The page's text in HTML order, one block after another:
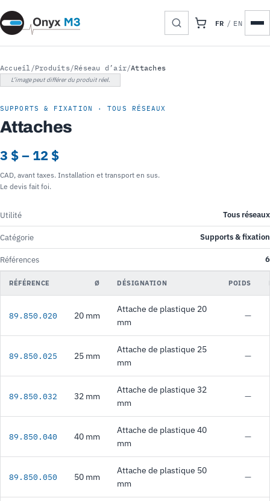
FR / EN
Accueil /Produits/Réseau d’air/Attaches
L’image peut différer du produit réel.
SUPPORTS & FIXATION · TOUS RÉSEAUX
Attaches
3 $ – 12 $
CAD, avant taxes. Installation et transport en sus.
Le devis fait foi.
Utilité Tous réseaux
Catégorie Supports & fixation
Références 6
RÉFÉRENCE Ø DÉSIGNATION POIDS
89.850.020 20 mm
Attache de plastique 20
mm
—
89.850.025 25 mm
Attache de plastique 25
mm
—
89.850.032 32 mm
Attache de plastique 32
mm
—
89.850.040 40 mm
Attache de plastique 40
mm
—
89.850.050 50 mm
Attache de plastique 50
mm
—